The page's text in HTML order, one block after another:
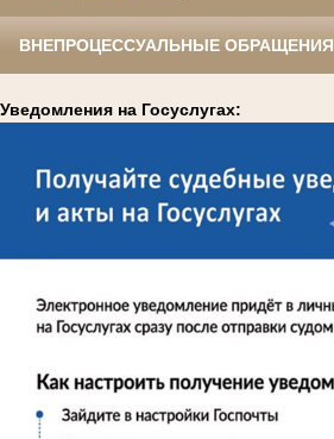
ВНЕПРОЦЕССУАЛЬНЫЕ ОБРАЩЕНИЯ
Уведомления на Госуслугах: